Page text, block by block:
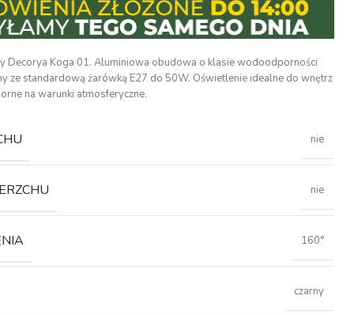
Decorya Koga 01. Aluminiowa obudowa o klasie wodoodporności
ze standardową żarówką E27 do 50W. Oświetlenie idealne do wnętrz
na warunki atmosferyczne.
nie
nie
160°
czarny